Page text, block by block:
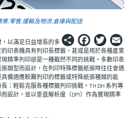
業 零售 運輸及物流 倉庫與配送
Share
以滿足日益增長的多
印表機具有列印長標籤、甚或是用於各種產業
精準列印卻是一種截然不同的挑戰。多數印表
類型而設計，在列印特殊標籤紙張時往往會遇
備適應較難列印的標籤或特殊紙張種類的能
長：輕鬆克服各種標籤列印挑戰。TH DH 系列專
設計，並以垂直解析度（DPI）作為實現精準